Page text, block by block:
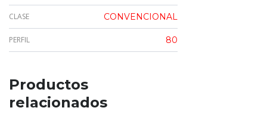
CLASE CONVENCIONAL
PERFIL 80
Productos
relacionados